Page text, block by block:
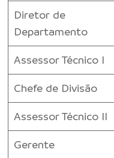
Diretor de
Departamento
Assessor Técnico I
Chefe de Divisão
Assessor Técnico II
Gerente